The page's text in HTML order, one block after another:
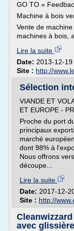
GO TO »
Machine à bois
Vente de
machines à bois,
Lire la suite
Date: 2013-12-
Site : http://
Sélection
VIANDE ET
ET EUROPE -
Proche du port
principaux
marché
dont 98% à
Nous offrons
découpe...
Lire la suite
Date: 2017-12-
Site : http://
avec